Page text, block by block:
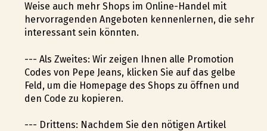
Weise auch mehr Shops im Online-Handel mit
hervorragenden Angeboten kennenlernen, die sehr
interessant sein könnten.
--- Als Zweites: Wir zeigen Ihnen alle Promotion
Codes von Pepe Jeans, klicken Sie auf das gelbe
Feld, um die Homepage des Shops zu öffnen und
den Code zu kopieren.
--- Drittens: Nachdem Sie den nötigen Artikel